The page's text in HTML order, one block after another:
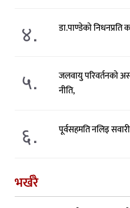
४. डा.पाण्डेको निधनप्रति
५.
जलवायु परिवर्तनको
नीति,
६. पूर्वसहमति नलिइ
भर्खरै